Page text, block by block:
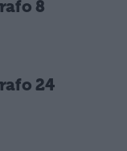
8
24